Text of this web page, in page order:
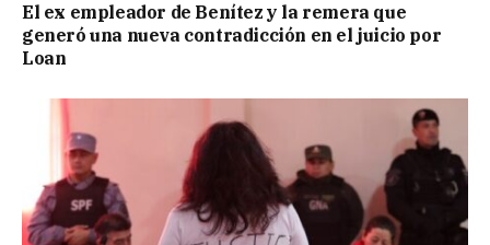
El ex empleador de Benítez y la remera que
generó una nueva contradicción en el juicio por
Loan